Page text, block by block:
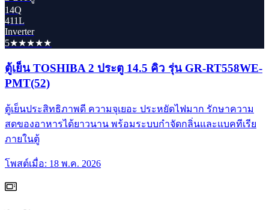
14Q
411L
Inverter
5★★★★★
ตู้เย็น TOSHIBA 2 ประตู 14.5 คิว รุ่น GR-RT558WE-
PMT(52)
ตู้เย็นประสิทธิภาพดี ความจุเยอะ ประหยัดไฟมาก รักษาความ
สดของอาหารได้ยาวนาน พร้อมระบบกำจัดกลิ่นและแบคทีเรีย
ภายในตู้
โพสต์เมื่อ: 18 พ.ค. 2026